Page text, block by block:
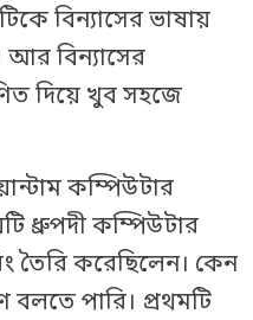
বিন্যাসের ভাষায়
বিন্যাসের
দিয়ে খুব সহজে
কম্পিউটার
ধ্রুপদী কম্পিউটার
তৈরি করেছিলেন। কেন
বলতে পারি। প্রথমটি